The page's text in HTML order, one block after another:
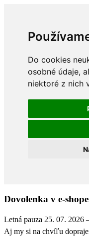
Do cookies
osobné údaje,
niektoré z nich
Dovolenka v e-shope
Letná pauza 25. 07. 2026
Aj my si na chvíľu